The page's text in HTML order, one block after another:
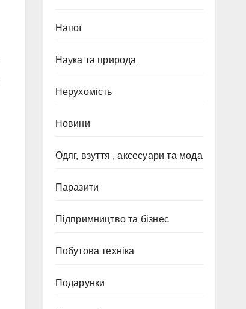
Напої
Наука та природа
Нерухомість
Новини
Одяг, взуття , аксесуари та мода
Паразити
Підпримництво та бізнес
Побутова техніка
Подарунки